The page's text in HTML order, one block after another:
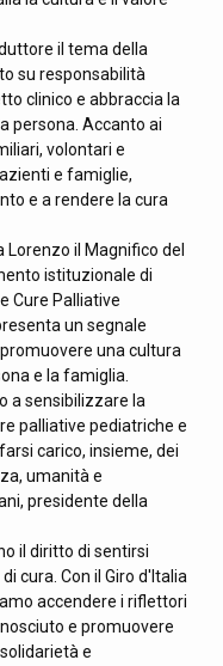
il tema della
su responsabilità
clinico e abbraccia la
persona. Accanto ai
volontari e
e famiglie,
e a rendere la cura
Lorenzo il Magnifico del
istituzionale di
Cure Palliative
un segnale
una cultura
e la famiglia.
a sensibilizzare la
palliative pediatriche e
carico, insieme, dei
umanità e
presidente della
il diritto di sentirsi
cura. Con il Giro d'Italia
accendere i riflettori
e promuovere
e